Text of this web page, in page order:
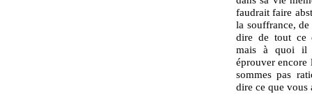
faudrait faire
la souffrance,
dire de tout ce
mais à quoi il
éprouver encore
sommes pas
dire ce que